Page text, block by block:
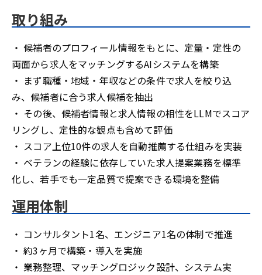
取り組み
・ 候補者のプロフィール情報をもとに、定量・定性の
両面から求人をマッチングするAIシステムを構築
・ まず職種・地域・年収などの条件で求人を絞り込
み、候補者に合う求人候補を抽出
・ その後、候補者情報と求人情報の相性をLLMでスコア
リングし、定性的な観点も含めて評価
・ スコア上位10件の求人を自動推薦する仕組みを実装
・ ベテランの経験に依存していた求人提案業務を標準
化し、若手でも一定品質で提案できる環境を整備
運用体制
・ コンサルタント1名、エンジニア1名の体制で推進
・ 約3ヶ月で構築・導入を実施
・ 業務整理、マッチングロジック設計、システム実